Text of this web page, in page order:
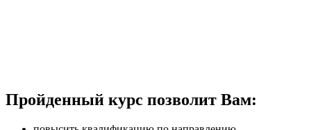
Пройденный курс позволит Вам: